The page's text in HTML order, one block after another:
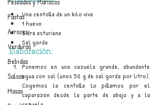
Pastas
Arroces
Verduras
Bebidas
Salsas
Masas
Una centolla de un kilo viva
1 huevo
Sidra asturiana
Sal gorda
Elaboración:
Ponemos en una cazuela grande, abundante
agua con sal (unos 50 g de sal gorda por litro).
Cogemos la centolla Lo pillamos por el
caparazón desde la parte de abajo y a la